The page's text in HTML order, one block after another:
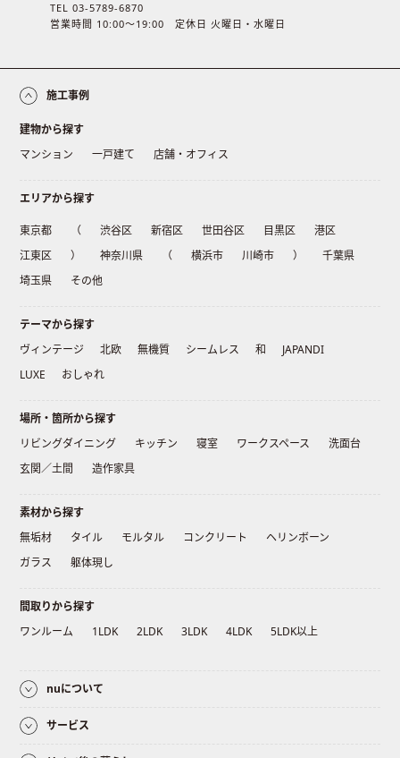
TEL 03-5789-6870
営業時間 10:00〜19:00 定休日 火曜日・水曜日
施工事例
建物から探す
マンション
一戸建て 店舗・オフィス
エリアから探す
東京都 （ 渋谷区 新宿区 世田谷区 目黒区
港区
江東区
） 神奈川県 （ 横浜市 川崎市 ）
千葉県
埼玉県
その他
テーマから探す
ヴィンテージ
北欧 無機質 シームレス 和
JAPANDI
LUXE
おしゃれ
場所・箇所から探す
リビングダイニング
キッチン 寝室 ワークスペース
洗面台
玄関／土間
造作家具
素材から探す
無垢材
タイル モルタル コンクリート
ヘリンボーン
ガラス
躯体現し
間取りから探す
ワンルーム
1LDK 2LDK 3LDK 4LDK 5LDK以上
nuについて
サービス